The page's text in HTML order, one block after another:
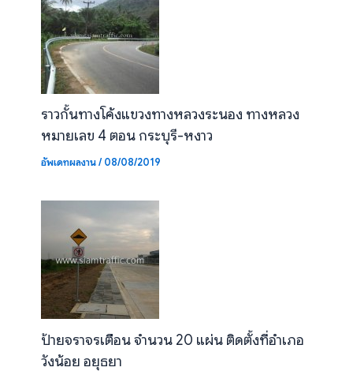
ราวกั้นทางโค้งแขวงทางหลวงระนอง ทางหลวง
หมายเลข 4 ตอน กระบุรี-หงาว
อัพเดทผลงาน/08/08/2019
ป้ายจราจรเตือน จำนวน 20 แผ่น ติดตั้งที่อำเภอ
วังน้อย อยุธยา